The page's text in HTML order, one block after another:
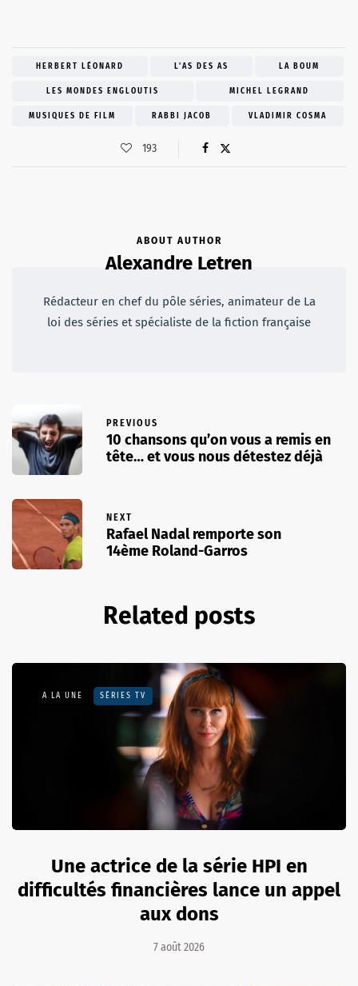
HERBERT LÉONARD L'AS DES AS LA BOUM
LES MONDES ENGLOUTIS MICHEL LEGRAND
MUSIQUES DE FILM RABBI JACOB VLADIMIR COSMA
193
ABOUT AUTHOR
Alexandre Letren
Rédacteur en chef du pôle séries, animateur de La
loi des séries et spécialiste de la fiction française
PREVIOUS
10 chansons qu’on vous a remis en
tête… et vous nous détestez déjà
NEXT
Rafael Nadal remporte son
14ème Roland-Garros
Related posts
A LA UNE SÉRIES TV
Une actrice de la série HPI en
difficultés financières lance un appel
aux dons
7 août 2026